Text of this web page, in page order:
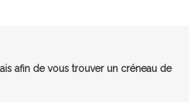
afin de vous trouver un créneau de